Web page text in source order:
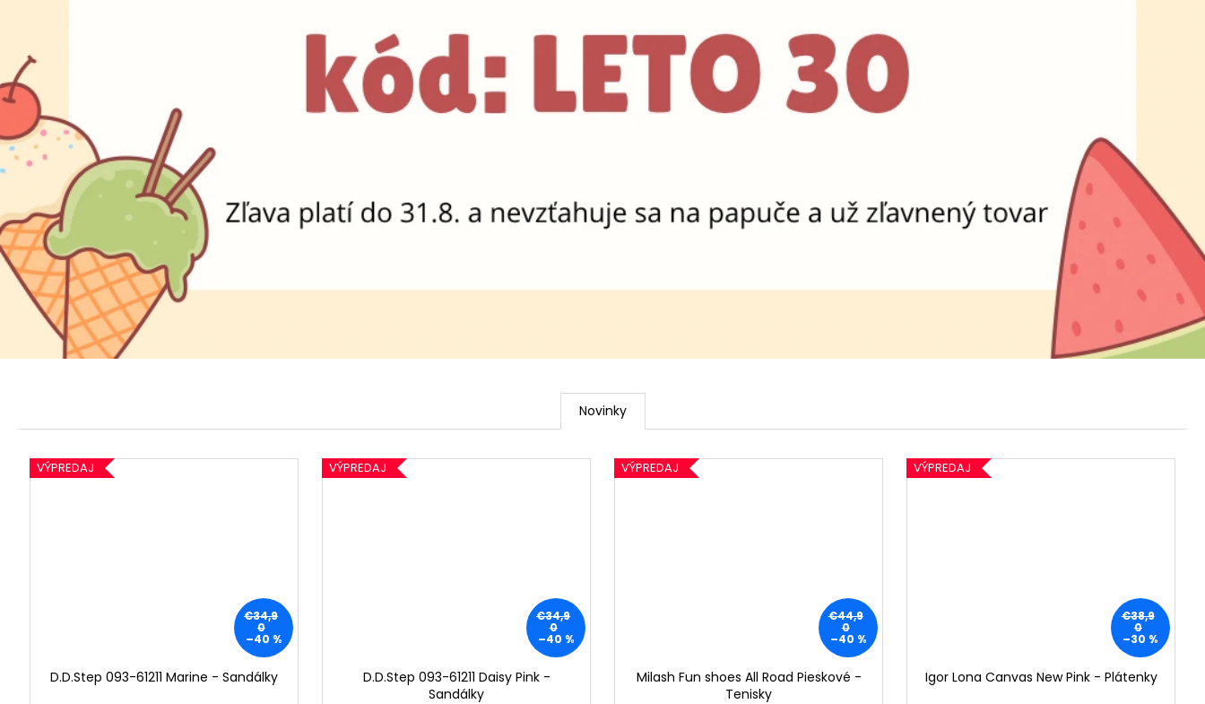
Novinky
VÝPREDAJ
€34,9
0
–40 %
D.D.Step 093-61211 Marine - Sandálky
VÝPREDAJ
€34,9
0
–40 %
D.D.Step 093-61211 Daisy Pink -
Sandálky
VÝPREDAJ
€44,9
0
–40 %
Milash Fun shoes All Road Pieskové -
Tenisky
VÝPREDAJ
€38,9
0
–30 %
Igor Lona Canvas New Pink - Plátenky